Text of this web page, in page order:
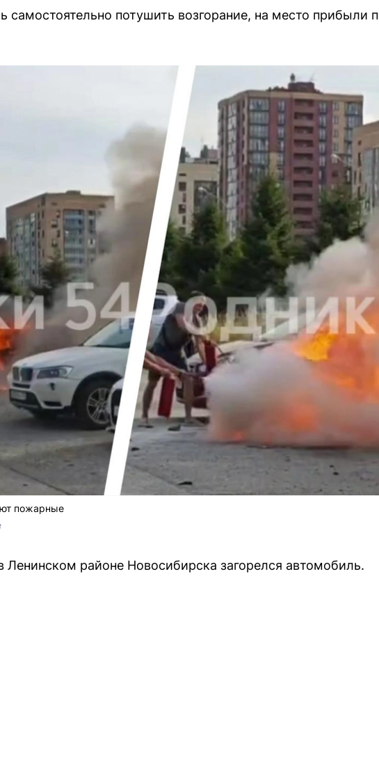
самостоятельно потушить возгорание, на место прибыли
пожарные
Ленинском районе Новосибирска загорелся автомобиль.